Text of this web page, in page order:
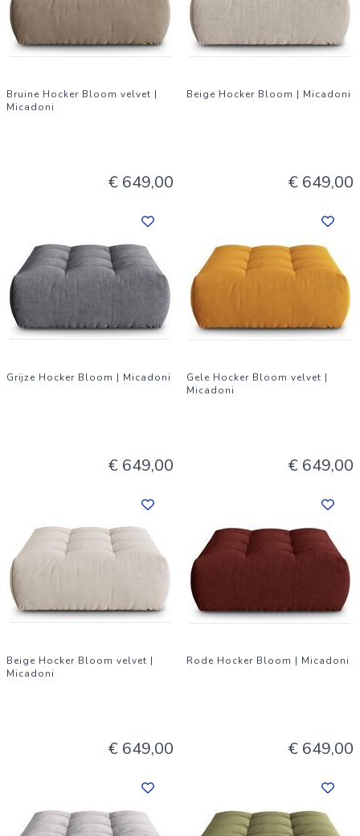
van droominterieurs voor onze klanten. Ons team van experts
doet er alles aan om te zorgen voor kwalitatieve en
weinig afval.
Bruine Hocker Bloom velvet |
Micadoni
€ 649,00
Beige Hocker Bloom | Micadoni
€ 649,00
Grijze Hocker Bloom | Micadoni
€ 649,00
Gele Hocker Bloom velvet |
Micadoni
€ 649,00
Beige Hocker Bloom velvet |
Micadoni
€ 649,00
Rode Hocker Bloom | Micadoni
€ 649,00